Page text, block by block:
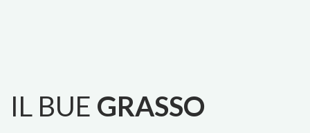
IL BUE GRASSO